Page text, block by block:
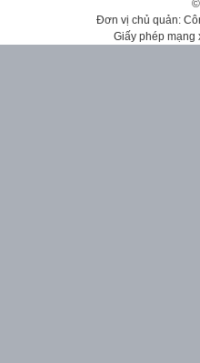
Đơn vị chủ quản:
Giấy phép mạng